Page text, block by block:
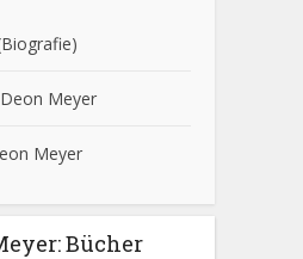
Meyer
Meyer
Bücher